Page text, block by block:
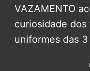
VAZAMENTO
curiosidade
uniformes das